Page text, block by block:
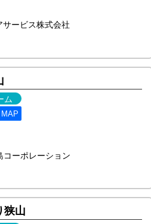
ービス株式会社
ム
MAP
コーポレーション
狭山